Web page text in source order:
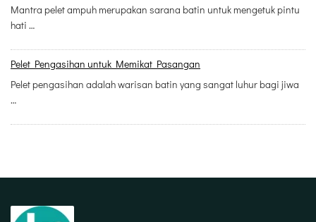
Mantra pelet ampuh merupakan sarana batin untuk mengetuk pintu
hati …
Pelet Pengasihan untuk Memikat Pasangan
Pelet pengasihan adalah warisan batin yang sangat luhur bagi jiwa
…